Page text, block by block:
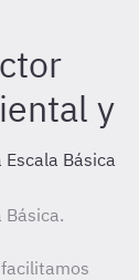
y
Escala Básica
Básica.